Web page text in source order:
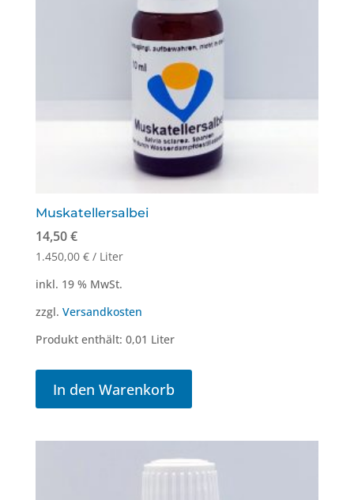
Muskatellersalbei
14,50€
1.450,00 €/ Liter
inkl. 19 % MwSt.
zzgl. Versandkosten
Produkt enthält: 0,01 Liter
In den Warenkorb